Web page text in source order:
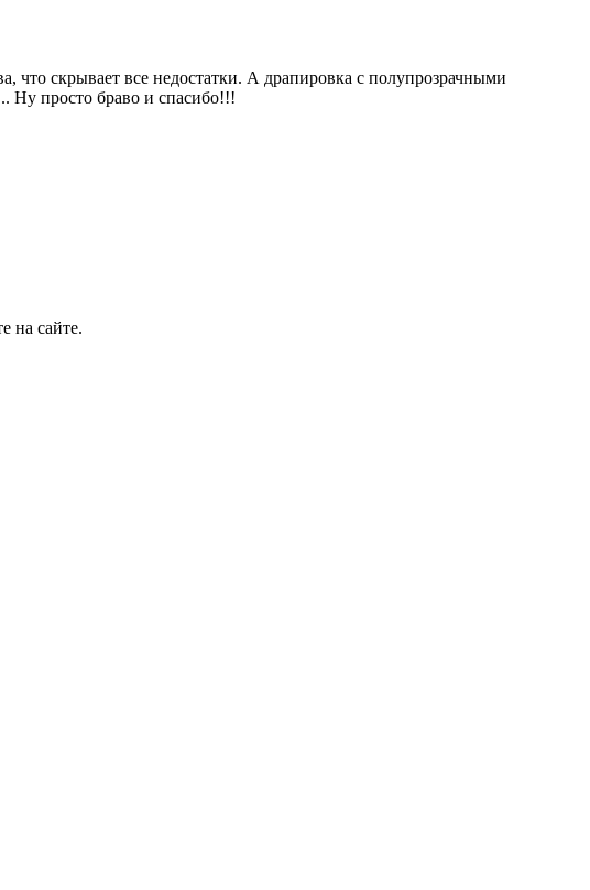
что скрывает все недостатки. А драпировка с полупрозрачными
Ну просто браво и спасибо!!!
на сайте.